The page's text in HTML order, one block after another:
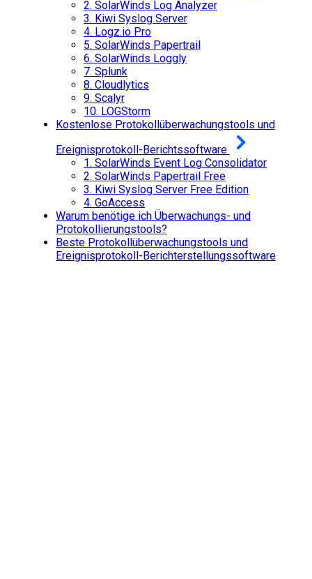
2. SolarWinds Log Analyzer
3. Kiwi Syslog Server
4. Logz.io Pro
5. SolarWinds Papertrail
6. SolarWinds Loggly
7. Splunk
8. Cloudlytics
9. Scalyr
10. LOGStorm
Kostenlose Protokollüberwachungstools und
Ereignisprotokoll-Berichtssoftware
1. SolarWinds Event Log Consolidator
2. SolarWinds Papertrail Free
3. Kiwi Syslog Server Free Edition
4. GoAccess
Warum benötige ich Überwachungs- und
Protokollierungstools?
Beste Protokollüberwachungstools und
Ereignisprotokoll-Berichterstellungssoftware